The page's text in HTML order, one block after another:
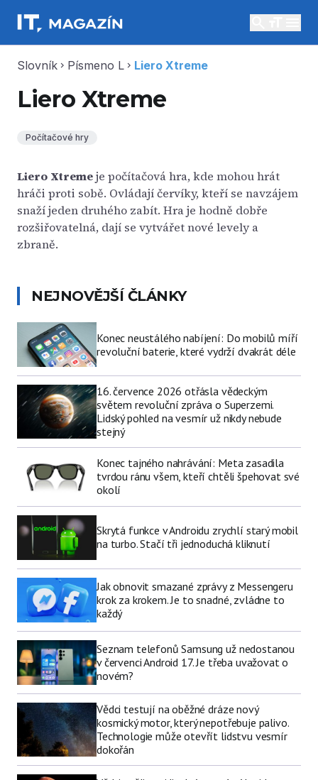
Slovník chevron_right Písmeno L chevron_right Liero Xtreme
Liero Xtreme
Počítačové hry
Liero Xtremeje počítačová hra, kde mohou hrát
hráči proti sobě. Ovládají červíky, kteří se navzájem
snaží jeden druhého zabít. Hra je hodně dobře
rozšiřovatelná, dají se vytvářet nové levely a
zbraně.
NEJNOVĚJŠÍ ČLÁNKY
Konec neustálého nabíjení: Do mobilů míří
revoluční baterie, které vydrží dvakrát déle
16. července 2026 otřásla vědeckým
světem revoluční zpráva o Superzemi.
Lidský pohled na vesmír už nikdy nebude
stejný
Konec tajného nahrávání: Meta zasadila
tvrdou ránu všem, kteří chtěli špehovat své
okolí
Skrytá funkce v Androidu zrychlí starý mobil
na turbo. Stačí tři jednoduchá kliknutí
Jak obnovit smazané zprávy z Messengeru
krok za krokem. Je to snadné, zvládne to
každý
Seznam telefonů Samsung už nedostanou
v červenci Android 17. Je třeba uvažovat o
novém?
Vědci testují na oběžné dráze nový
kosmický motor, který nepotřebuje palivo.
Technologie může otevřít lidstvu vesmír
dokořán